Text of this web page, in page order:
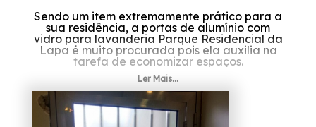
Sendo um item extremamente prático para a
sua residência, a portas de alumínio com
vidro para lavanderia Parque Residencial da
Lapa é muito procurada pois ela auxilia na
tarefa de economizar espaços.
Saiba onde encontrar portas
de alumínio com vidro para
Ler Mais...